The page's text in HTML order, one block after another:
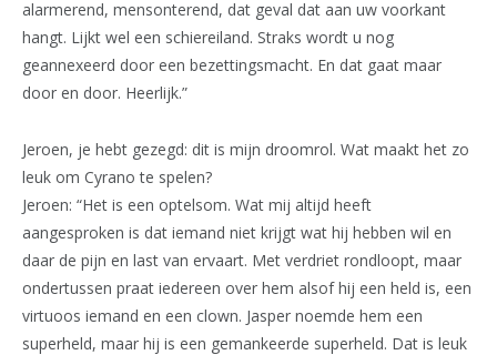
alarmerend, mensonterend, dat geval dat aan uw voorkant
hangt. Lijkt wel een schiereiland. Straks wordt u nog
geannexeerd door een bezettingsmacht. En dat gaat maar
door en door. Heerlijk.”
Jeroen, je hebt gezegd: dit is mijn droomrol. Wat maakt het zo
leuk om Cyrano te spelen?
Jeroen: “Het is een optelsom. Wat mij altijd heeft
aangesproken is dat iemand niet krijgt wat hij hebben wil en
daar de pijn en last van ervaart. Met verdriet rondloopt, maar
ondertussen praat iedereen over hem alsof hij een held is, een
virtuoos iemand en een clown. Jasper noemde hem een
superheld, maar hij is een gemankeerde superheld. Dat is leuk